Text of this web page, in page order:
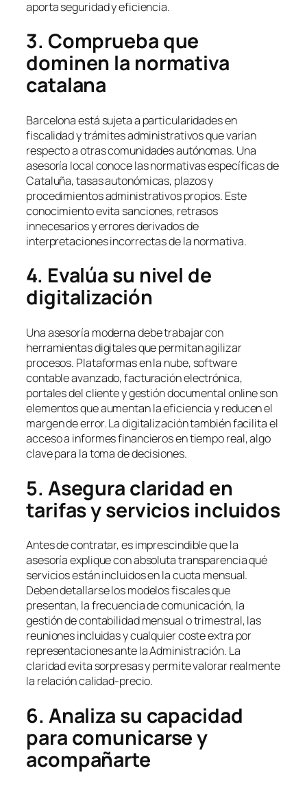
aporta seguridad y eficiencia.
3. Comprueba que
dominen la normativa
catalana
Barcelona está sujeta a particularidades en
fiscalidad y trámites administrativos que varían
respecto a otras comunidades autónomas. Una
asesoría local conoce las normativas específicas de
Cataluña, tasas autonómicas, plazos y
procedimientos administrativos propios. Este
conocimiento evita sanciones, retrasos
innecesarios y errores derivados de
interpretaciones incorrectas de la normativa.
4. Evalúa su nivel de
digitalización
Una asesoría moderna debe trabajar con
herramientas digitales que permitan agilizar
procesos. Plataformas en la nube, software
contable avanzado, facturación electrónica,
portales del cliente y gestión documental online son
elementos que aumentan la eficiencia y reducen el
margen de error. La digitalización también facilita el
acceso a informes financieros en tiempo real, algo
clave para la toma de decisiones.
5. Asegura claridad en
tarifas y servicios incluidos
Antes de contratar, es imprescindible que la
asesoría explique con absoluta transparencia qué
servicios están incluidos en la cuota mensual.
Deben detallarse los modelos fiscales que
presentan, la frecuencia de comunicación, la
gestión de contabilidad mensual o trimestral, las
reuniones incluidas y cualquier coste extra por
representaciones ante la Administración. La
claridad evita sorpresas y permite valorar realmente
la relación calidad-precio.
6. Analiza su capacidad
para comunicarse y
acompañarte